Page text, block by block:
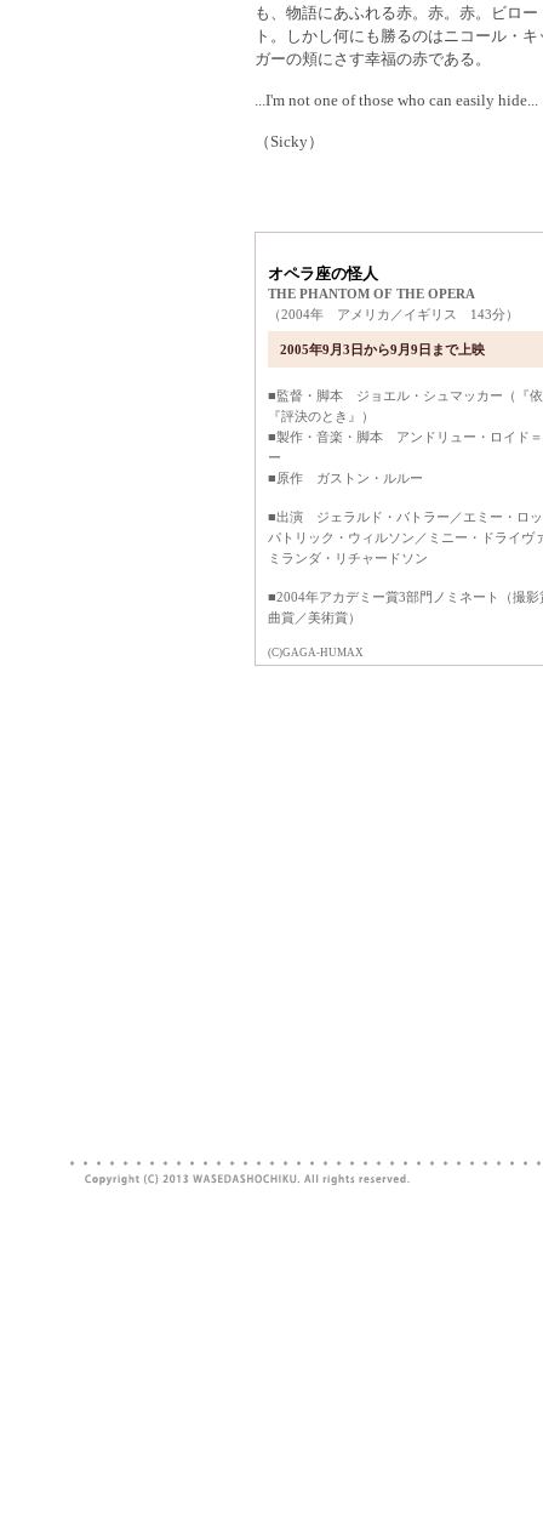
も、物語にあふれる赤。赤。赤。ビロ
ト。しかし何にも勝るのはニコール・
ガーの頬にさす幸福の赤である。
...I'm not one of those who can easily hide...
（Sicky）
オペラ座の怪人
THE PHANTOM OF THE OPERA
（2004年 アメリカ／イギリス 143分）
2005年9月3日から9月9日まで上映
■監督・脚本 ジョエル・シュマッカー（『
『評決のとき』）
■製作・音楽・脚本 アンドリュー・ロイド
ー
■原作 ガストン・ルルー
■出演 ジェラルド・バトラー／エミー・ロ
パトリック・ウィルソン／ミニー・ドライヴ
ミランダ・リチャードソン
■2004年アカデミー賞3部門ノミネート（撮影
曲賞／美術賞）
(C)GAGA-HUMAX